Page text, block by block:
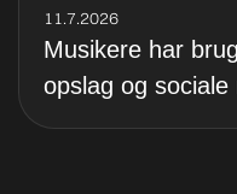
11.7.2026
Musikere har
opslag og sociale